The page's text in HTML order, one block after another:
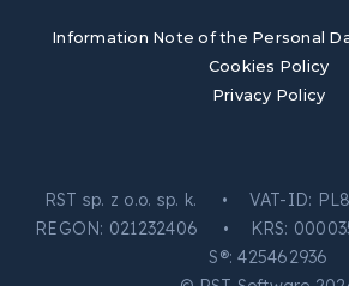
Information Note of the Personal
Cookies Policy
Privacy Policy
RST sp. z o.o. sp. k. • VAT-ID:
REGON: 021232406 • KRS:
S®: 425462936